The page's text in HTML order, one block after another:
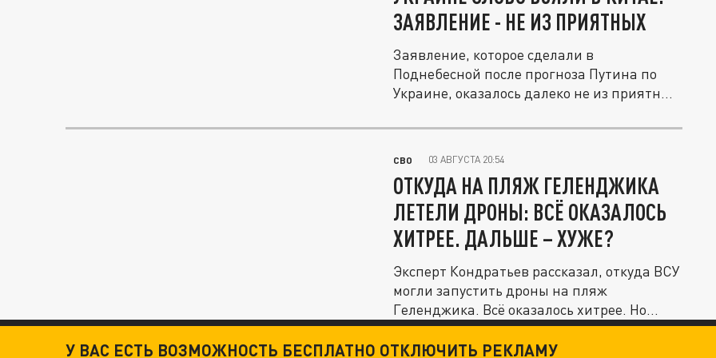
ЗАЯВЛЕНИЕ - НЕ ИЗ ПРИЯТНЫХ
Заявление, которое сделали в
Поднебесной после прогноза Путина по
Украине, оказалось далеко не из приятных
СВО 03 АВГУСТА 20:54
ОТКУДА НА ПЛЯЖ ГЕЛЕНДЖИКА
ЛЕТЕЛИ ДРОНЫ: ВСЁ ОКАЗАЛОСЬ
ХИТРЕЕ. ДАЛЬШЕ – ХУЖЕ?
Эксперт Кондратьев рассказал, откуда ВСУ
могли запустить дроны на пляж
Геленджика. Всё оказалось хитрее. Но...
У ВАС ЕСТЬ ВОЗМОЖНОСТЬ БЕСПЛАТНО ОТКЛЮЧИТЬ РЕКЛАМУ